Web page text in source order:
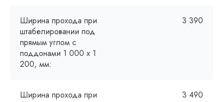
Ширина прохода при
штабелировании под
прямым углом с
поддонами 1 000 х 1
200, мм:
3 390
Ширина прохода при
3 490